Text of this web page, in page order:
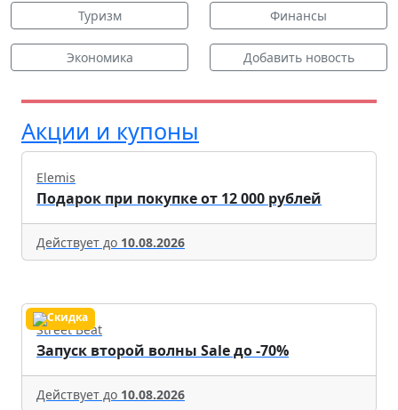
Туризм Финансы
Экономика Добавить новость
Акции и купоны
Elemis
Подарок при покупке от 12 000 рублей
Действует до 10.08.2026
Street Beat
Запуск второй волны Sale до -70%
Действует до 10.08.2026